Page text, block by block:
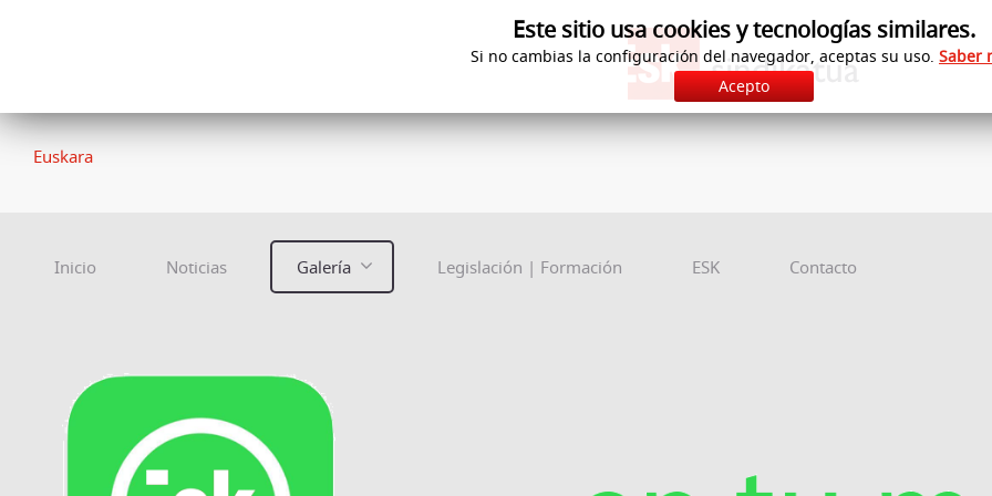
Euskara
Inicio Noticias Galería Legislación | Formación ESK Contacto
Este sitio usa cookies y tecnologías similares.
Si no cambias la configuración del navegador, aceptas su uso. Saber
Acepto